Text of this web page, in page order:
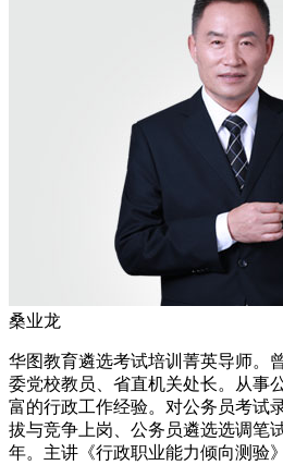
桑业龙
华图教育遴选考试培训菁英导师。
委党校教员、省直机关处长。从事
富的行政工作经验。对公务员考试
拔与竞争上岗、公务员遴选选调笔
年。主讲《行政职业能力倾向测验